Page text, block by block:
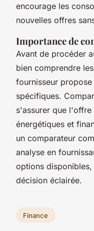
encourage les
nouvelles offres
Importance de
Avant de procéder
bien comprendre
fournisseur
spécifiques.
s'assurer que
énergétiques et
un comparateur
analyse en
options disponibles,
décision éclairée.
Finance